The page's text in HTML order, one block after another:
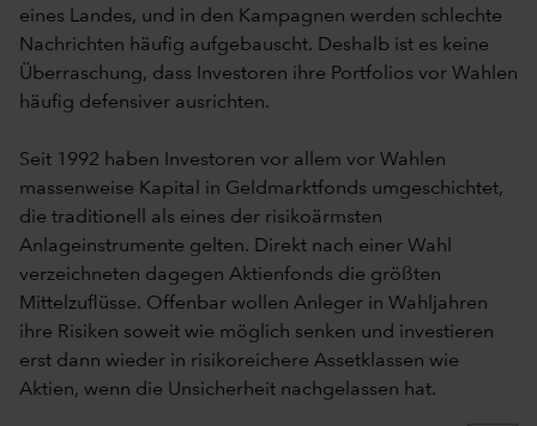
eines Landes, und in den Kampagnen werden schlechte
Nachrichten häufig aufgebauscht. Deshalb ist es keine
Überraschung, dass Investoren ihre Portfolios vor Wahlen
häufig defensiver ausrichten.
Seit 1992 haben Investoren vor allem vor Wahlen
massenweise Kapital in Geldmarktfonds umgeschichtet,
die traditionell als eines der risikoärmsten
Anlageinstrumente gelten. Direkt nach einer Wahl
verzeichneten dagegen Aktienfonds die größten
Mittelzuflüsse. Offenbar wollen Anleger in Wahljahren
ihre Risiken soweit wie möglich senken und investieren
erst dann wieder in risikoreichere Assetklassen wie
Aktien, wenn die Unsicherheit nachgelassen hat.